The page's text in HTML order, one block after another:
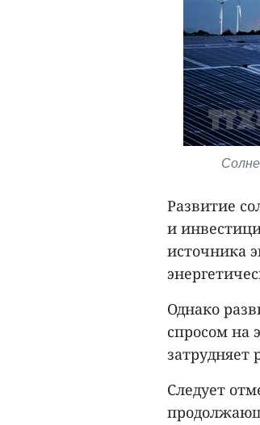
Развитие
и
источника
Однако
спросом на
затрудняет
Следует